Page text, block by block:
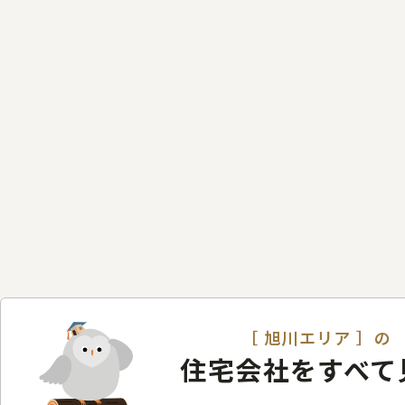
［ 旭川エリア ］の
住宅会社をすべ